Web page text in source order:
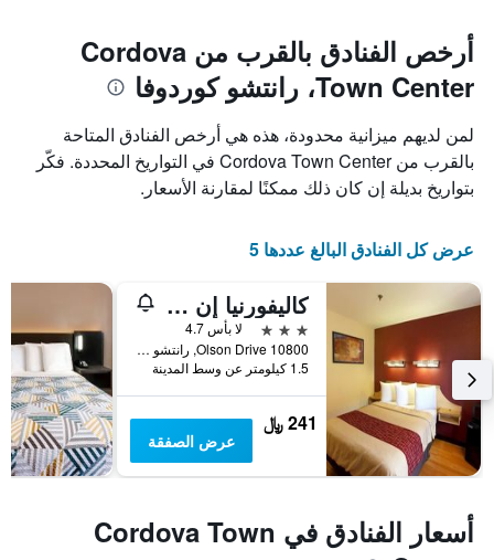
أرخص الفنادق بالقرب من Cordova
Town Center، رانتشو كوردوفا
لمن لديهم ميزانية محدودة، هذه هي أرخص الفنادق المتاحة
بالقرب من Cordova Town Center في التواريخ المحددة. فكّر
بتواريخ بديلة إن كان ذلك ممكنًا لمقارنة الأسعار.
عرض كل الفنادق البالغ عددها 5
كاليفورنيا إن آند سويتس رانشو كوردوفا ساكرامينتو
3 نجوم
لا بأس 4.7
10800 Olson Drive, رانتشو كوردوفا, CA, الولايات المتحدة الأميريكية
1.5 كيلومتر عن وسط المدينة
241 ﷼
عرض الصفقة
أسعار الفنادق في Cordova Town